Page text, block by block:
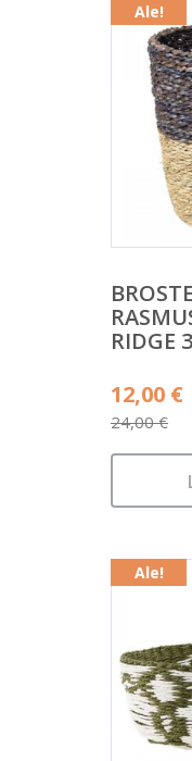
Ale!
RIDGE
24,00€
hinta
oli:
12,00 €
on:
Ale!